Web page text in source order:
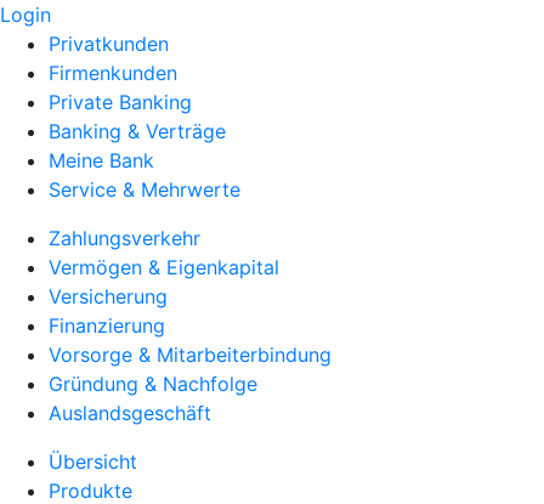
Login
Privatkunden
Firmenkunden
Private Banking
Banking & Verträge
Meine Bank
Service & Mehrwerte
Zahlungsverkehr
Vermögen & Eigenkapital
Versicherung
Finanzierung
Vorsorge & Mitarbeiterbindung
Gründung & Nachfolge
Auslandsgeschäft
Übersicht
Produkte